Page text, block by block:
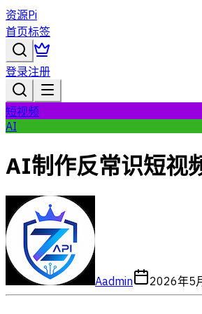
资源Pi
首页标签
登录注册
短视频
AI
AI制作反常识短视
Aadmin 2026年5